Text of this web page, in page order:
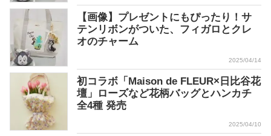
【画像】プレゼントにもぴったり！サ
テンリボンがついた、フィガロとクレ
オのチャーム
2025/04/14
初コラボ「Maison de FLEUR×日比谷花
壇」ローズなど花柄バッグとハンカチ
全4種 発売
2025/04/10